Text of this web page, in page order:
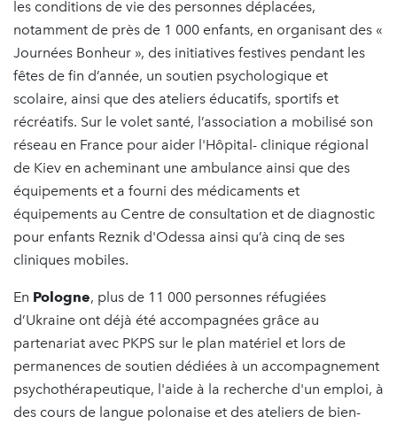
les conditions de vie des personnes déplacées,
notamment de près de 1 000 enfants, en organisant des «
Journées Bonheur », des initiatives festives pendant les
fêtes de fin d’année, un soutien psychologique et
scolaire, ainsi que des ateliers éducatifs, sportifs et
récréatifs. Sur le volet santé, l’association a mobilisé son
réseau en France pour aider l'Hôpital- clinique régional
de Kiev en acheminant une ambulance ainsi que des
équipements et a fourni des médicaments et
équipements au Centre de consultation et de diagnostic
pour enfants Reznik d'Odessa ainsi qu’à cinq de ses
cliniques mobiles.
En Pologne, plus de 11 000 personnes réfugiées
d’Ukraine ont déjà été accompagnées grâce au
partenariat avec PKPS sur le plan matériel et lors de
permanences de soutien dédiées à un accompagnement
psychothérapeutique, l'aide à la recherche d'un emploi, à
des cours de langue polonaise et des ateliers de bien-